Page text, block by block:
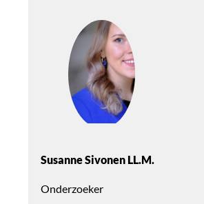
Susanne Sivonen LL.M.
Onderzoeker